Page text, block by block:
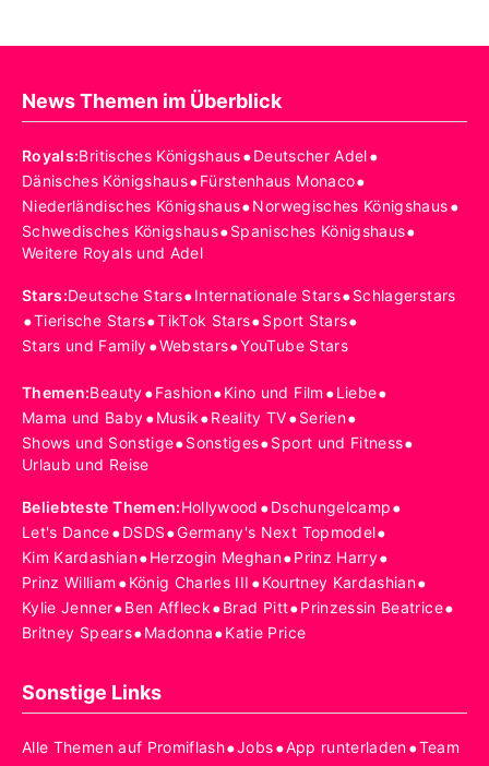
News Themen im Überblick
Royals:Britisches Königshaus•Deutscher Adel•
Dänisches Königshaus•Fürstenhaus Monaco•
Niederländisches Königshaus•Norwegisches Königshaus•
Schwedisches Königshaus•Spanisches Königshaus•
Weitere Royals und Adel
Stars:Deutsche Stars•Internationale Stars•Schlagerstars
•Tierische Stars•TikTok Stars•Sport Stars•
Stars und Family•Webstars•YouTube Stars
Themen:Beauty•Fashion•Kino und Film •Liebe•
Mama und Baby•Musik•Reality TV•Serien•
Shows und Sonstige•Sonstiges•Sport und Fitness•
Urlaub und Reise
Beliebteste Themen:Hollywood •Dschungelcamp•
Let's Dance•DSDS•Germany's Next Topmodel•
Kim Kardashian•Herzogin Meghan•Prinz Harry•
Prinz William •König Charles III •Kourtney Kardashian•
Kylie Jenner•Ben Affleck•Brad Pitt•Prinzessin Beatrice•
Britney Spears•Madonna•Katie Price
Sonstige Links
Alle Themen auf Promiflash•Jobs•App runterladen•Team